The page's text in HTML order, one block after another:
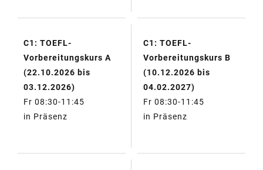
C1: TOEFL-
Vorbereitungskurs A
(22.10.2026 bis
03.12.2026)
Fr 08:30-11:45
in Präsenz
C1: TOEFL-
Vorbereitungskurs B
(10.12.2026 bis
04.02.2027)
Fr 08:30-11:45
in Präsenz